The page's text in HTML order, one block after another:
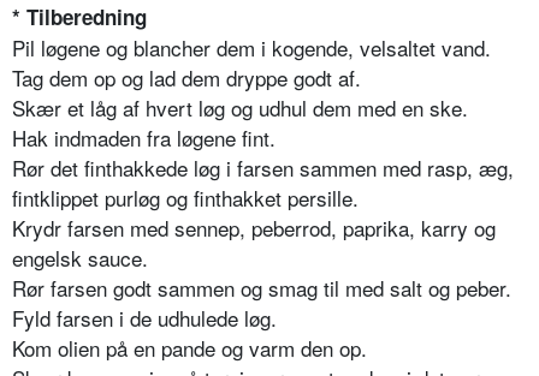
* Tilberedning
Pil løgene og blancher dem i kogende, velsaltet vand.
Tag dem op og lad dem dryppe godt af.
Skær et låg af hvert løg og udhul dem med en ske.
Hak indmaden fra løgene fint.
Rør det finthakkede løg i farsen sammen med rasp, æg,
fintklippet purløg og finthakket persille.
Krydr farsen med sennep, peberrod, paprika, karry og
engelsk sauce.
Rør farsen godt sammen og smag til med salt og peber.
Fyld farsen i de udhulede løg.
Kom olien på en pande og varm den op.